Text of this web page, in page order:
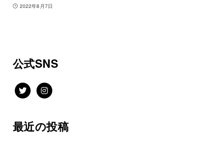
2022年8月7日
公式SNS
最近の投稿